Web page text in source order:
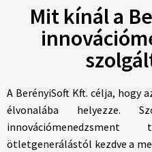
Mit kínál a
A BerényiSoft Kft. célja, hogy
élvonalába helyezze.
ötletgenerálástól kezdve a